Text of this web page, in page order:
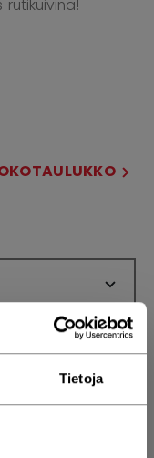
Tietoja
palautus